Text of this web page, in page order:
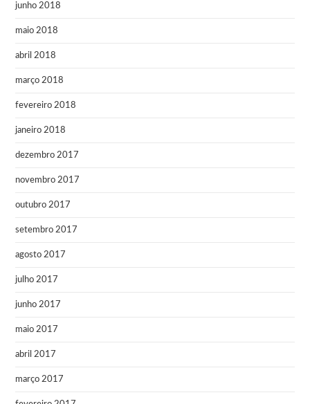
junho 2018
maio 2018
abril 2018
março 2018
fevereiro 2018
janeiro 2018
dezembro 2017
novembro 2017
outubro 2017
setembro 2017
agosto 2017
julho 2017
junho 2017
maio 2017
abril 2017
março 2017